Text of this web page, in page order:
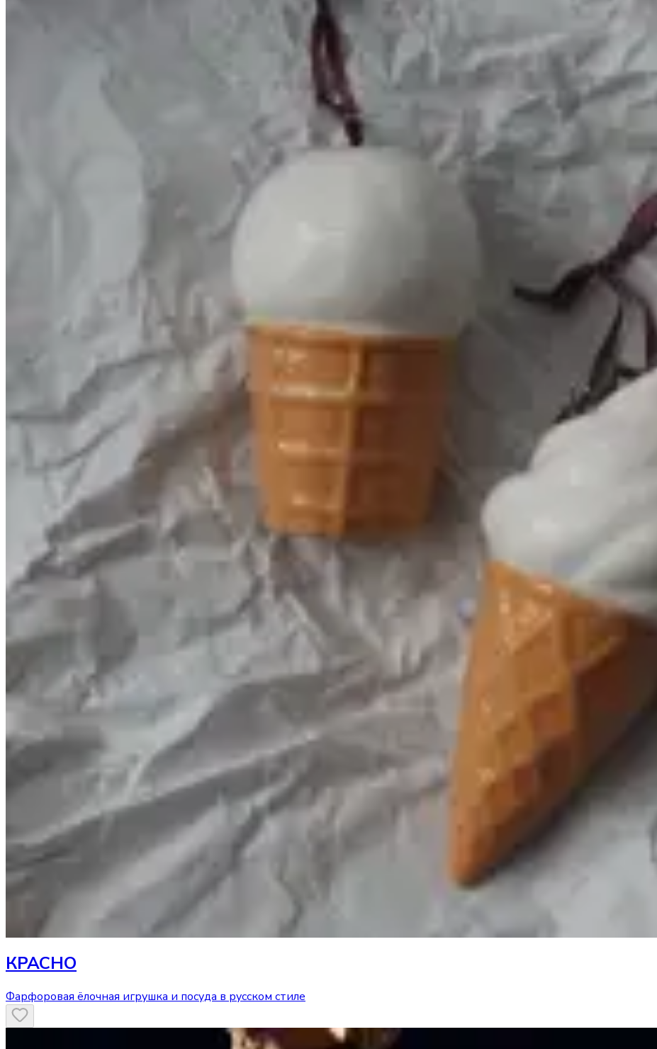
КРАСНО
Фарфоровая ёлочная игрушка и посуда в русском стиле